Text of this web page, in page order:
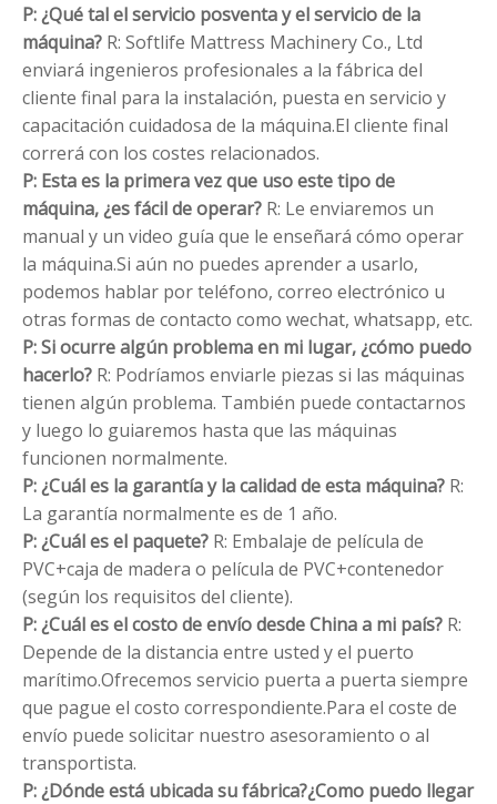
P: ¿Qué tal el servicio posventa y el servicio de la
máquina? R: Softlife Mattress Machinery Co., Ltd
enviará ingenieros profesionales a la fábrica del
cliente final para la instalación, puesta en servicio y
capacitación cuidadosa de la máquina.El cliente final
correrá con los costes relacionados.
P: Esta es la primera vez que uso este tipo de
máquina, ¿es fácil de operar? R: Le enviaremos un
manual y un video guía que le enseñará cómo operar
la máquina.Si aún no puedes aprender a usarlo,
podemos hablar por teléfono, correo electrónico u
otras formas de contacto como wechat, whatsapp, etc.
P: Si ocurre algún problema en mi lugar, ¿cómo puedo
hacerlo? R: Podríamos enviarle piezas si las máquinas
tienen algún problema. También puede contactarnos
y luego lo guiaremos hasta que las máquinas
funcionen normalmente.
P: ¿Cuál es la garantía y la calidad de esta máquina? R:
La garantía normalmente es de 1 año.
P: ¿Cuál es el paquete? R: Embalaje de película de
PVC+caja de madera o película de PVC+contenedor
(según los requisitos del cliente).
P: ¿Cuál es el costo de envío desde China a mi país? R:
Depende de la distancia entre usted y el puerto
marítimo.Ofrecemos servicio puerta a puerta siempre
que pague el costo correspondiente.Para el coste de
envío puede solicitar nuestro asesoramiento o al
transportista.
P: ¿Dónde está ubicada su fábrica?¿Como puedo llegar